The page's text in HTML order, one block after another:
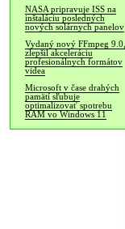
NASA pripravuje ISS na
inštaláciu posledných
nových solárnych panelov
Vydaný nový FFmpeg 9.0,
zlepšil akceleráciu
profesionálnych formátov
videa
Microsoft v čase drahých
pamätí sľubuje
optimalizovať spotrebu
RAM vo Windows 11